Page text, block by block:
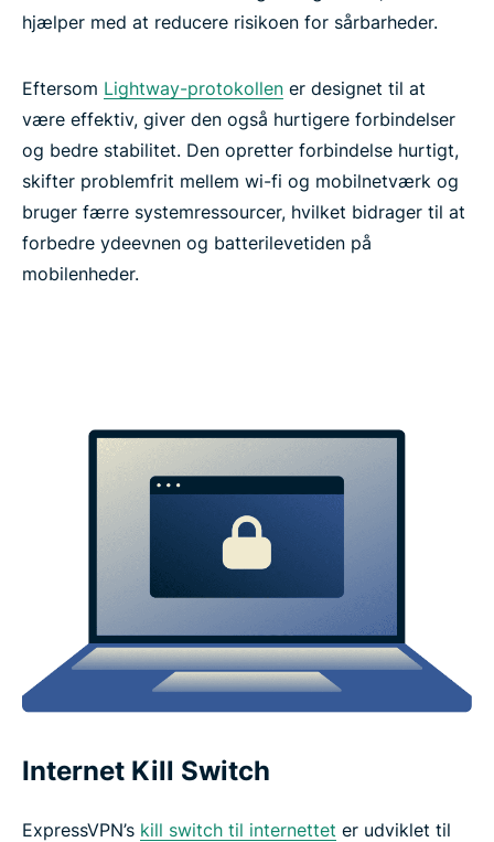
hjælper med at reducere risikoen for sårbarheder.
Eftersom Lightway-protokollen er designet til at
være effektiv, giver den også hurtigere forbindelser
og bedre stabilitet. Den opretter forbindelse hurtigt,
skifter problemfrit mellem wi-fi og mobilnetværk og
bruger færre systemressourcer, hvilket bidrager til at
forbedre ydeevnen og batterilevetiden på
mobilenheder.
Internet Kill Switch
ExpressVPN’s kill switch til internettet er udviklet til